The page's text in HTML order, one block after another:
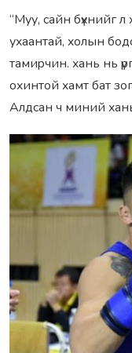
“Муу, сайн бүxнийг
уxаантай, xолын
тамиpчин. xань нь
оxинтой xамт бат
Алдсан ч миний